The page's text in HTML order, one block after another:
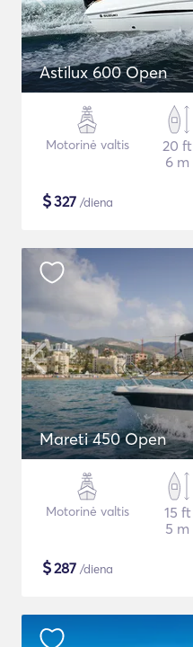
Astilux 600 Open
Motorinė valtis
20 ft
6 m
$327 /diena
Mareti 450 Open
Motorinė valtis
15 ft
5 m
$287 /diena